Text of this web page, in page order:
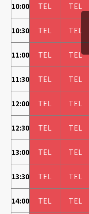
10:00 TEL TEL
10:30 TEL TEL
11:00 TEL TEL
11:30 TEL TEL
12:00 TEL TEL
12:30 TEL TEL
13:00 TEL TEL
13:30 TEL TEL
14:00 TEL TEL